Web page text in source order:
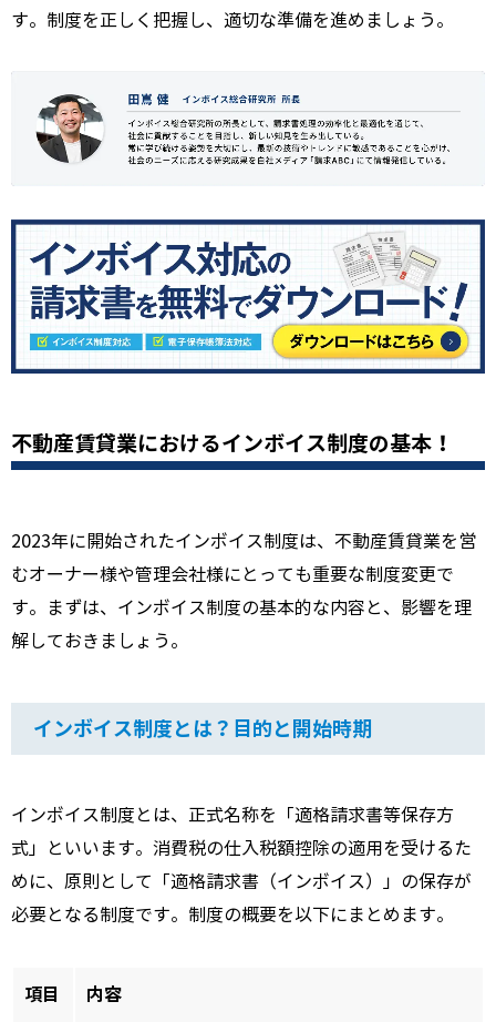
す。制度を正しく把握し、適切な準備を進めましょう。
不動産賃貸業におけるインボイス制度の基本！
2023年に開始されたインボイス制度は、不動産賃貸業を営
むオーナー様や管理会社様にとっても重要な制度変更で
す。まずは、インボイス制度の基本的な内容と、影響を理
解しておきましょう。
インボイス制度とは？目的と開始時期
インボイス制度とは、正式名称を「適格請求書等保存方
式」といいます。消費税の仕入税額控除の適用を受けるた
めに、原則として「適格請求書（インボイス）」の保存が
必要となる制度です。制度の概要を以下にまとめます。
項目 内容